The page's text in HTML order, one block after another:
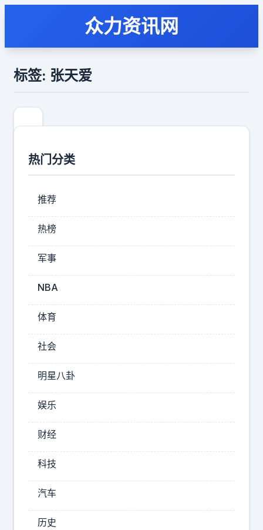
众力资讯网
标签: 张天爱
张
爱
，
尽
显
成
熟
女
性
独
有
的
魅
热门分类
推荐
热榜
军事
NBA
体育
社会
明星八卦
娱乐
财经
科技
汽车
历史